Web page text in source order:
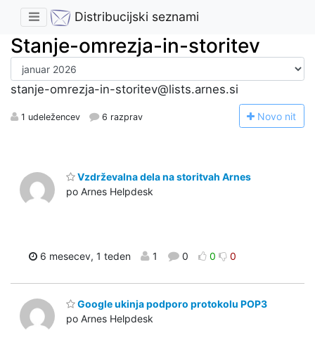
Distribucijski seznami
Stanje-omrezja-in-storitev
stanje-omrezja-in-storitev@lists.arnes.si
1 udeležencev 6 razprav Novo nit
Vzdrževalna dela na storitvah Arnes
po Arnes Helpdesk
6 mesecev, 1 teden 1 0 0 0
Google ukinja podporo protokolu POP3
po Arnes Helpdesk